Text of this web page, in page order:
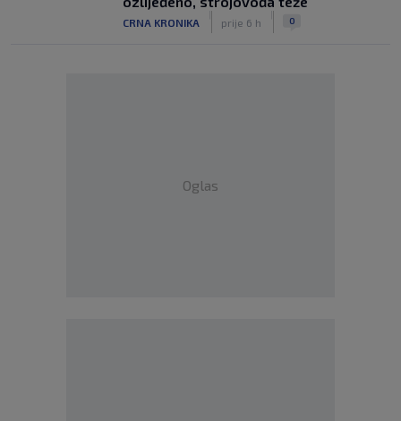
CRNA KRONIKA prije 6 h 0
Oglas